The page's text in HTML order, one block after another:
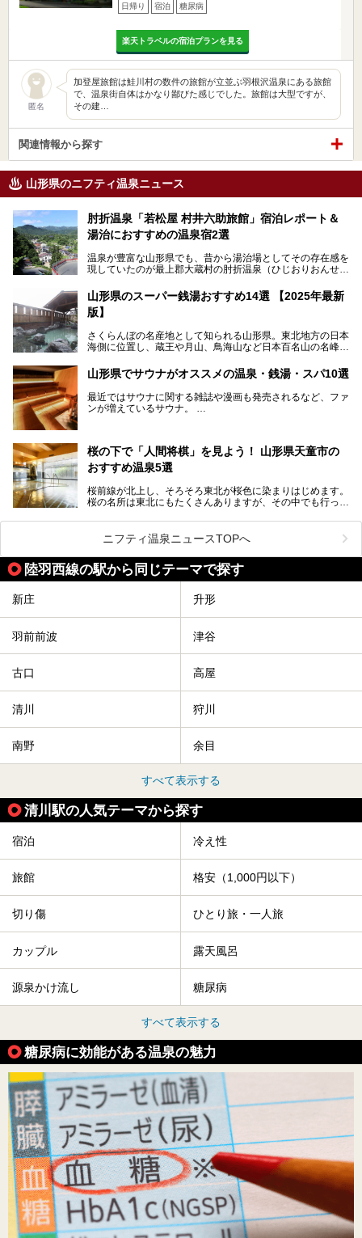
日帰り 宿泊 糖尿病
楽天トラベルの宿泊プランを見る
匿名
加登屋旅館は鮭川村の数件の旅館が立並ぶ羽根沢温泉にある旅館
で、温泉街自体はかなり鄙びた感じでした。旅館は大型ですが、
その建…
関連情報から探す
山形県のニフティ温泉ニュース
肘折温泉「若松屋 村井六助旅館」宿泊レポート＆
湯治におすすめの温泉宿2選
温泉が豊富な山形県でも、昔から湯治場としてその存在感を
現していたのが最上郡大蔵村の肘折温泉（ひじおりおんせ
今回はその肘折温泉の「若松屋 村井六助旅館」に宿泊した
体験レポートとおすすめの温泉宿を2軒ご紹介します。
鄙びた風情があり、源泉掛け流しの旅館も多い肘折温泉は、
す。
山形県のスーパー銭湯おすすめ14選 【2025年最新
版】
さくらんぼの名産地として知られる山形県。東北地方の日本
海側に位置し、蔵王や月山、鳥海山など日本百名山の名峰や
の細道」全行程の1/3にあたる期間を山形県で過ごしたとい
われることからも、山形の深い魅力がうかがえます。
山形県はまた、県内全域に多様な温泉があり、35ある市町
村のすべてで温泉が湧いているという温泉県。そんな山形県
でぜひチェックしたいスーパー銭湯をご紹介します。
山形県でサウナがオススメの温泉・銭湯・スパ10選
最近ではサウナに関する雑誌や漫画も発売されるなど、ファ
ンが増えているサウナ。
こだわりを持つ施設も増えています。
今回はそんな今話題のサウナが楽しめる、山形県内にあるオ
ススメ温泉・銭湯・スパを10件まとめてご紹介します。
桜の下で「人間将棋」を見よう！ 山形県天童市の
おすすめ温泉5選
桜前線が北上し、そろそろ東北が桜色に染まりはじめます。
桜の名所は東北にもたくさんありますが、その中でも行って
舞鶴山の山頂まで軽いハイキングの気分で登れば、そこでは
なんと「人間将棋」が行われているのです！
「人間将棋」とは昭和31年から毎年春に山形県天童市で行
われている一大イベントで、甲冑や着物姿の武者に扮した人
間が将棋の駒となり、対局を行っているのです。
人気漫画「３月のライオン」の中でもこの人間将棋のシーン
りに、思わず吹き出してしまった読者もいることでしょう。
われます。また、23日は「天童百面指し」が行われ、人間
とができます。
天童市には温泉も多数あるので、桜と人間将棋を見た後はゆ
っくり温泉に浸かってはいかがでしょうか。
今回は山形県天童市のおすすめ温泉をご紹介します！
ニフティ温泉ニュースTOPへ
陸羽西線の駅から同じテーマで探す
新庄 升形
羽前前波 津谷
古口 高屋
清川 狩川
南野 余目
すべて表示する
清川駅の人気テーマから探す
宿泊 冷え性
旅館 格安（1,000円以下）
切り傷 ひとり旅・一人旅
カップル 露天風呂
源泉かけ流し 糖尿病
すべて表示する
糖尿病に効能がある温泉の魅力